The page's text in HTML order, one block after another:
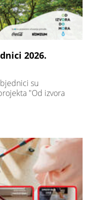
2026.
su
"Od izvora